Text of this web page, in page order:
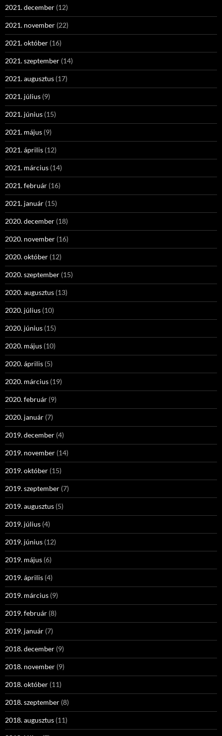
2021. december (12)
2021. november (22)
2021. október (16)
2021. szeptember (14)
2021. augusztus (17)
2021. július (9)
2021. június (15)
2021. május (9)
2021. április (12)
2021. március (14)
2021. február (16)
2021. január (15)
2020. december (18)
2020. november (16)
2020. október (12)
2020. szeptember (15)
2020. augusztus (13)
2020. július (10)
2020. június (15)
2020. május (10)
2020. április (5)
2020. március (19)
2020. február (9)
2020. január (7)
2019. december (4)
2019. november (14)
2019. október (15)
2019. szeptember (7)
2019. augusztus (5)
2019. július (4)
2019. június (12)
2019. május (6)
2019. április (4)
2019. március (9)
2019. február (8)
2019. január (7)
2018. december (9)
2018. november (9)
2018. október (11)
2018. szeptember (8)
2018. augusztus (11)